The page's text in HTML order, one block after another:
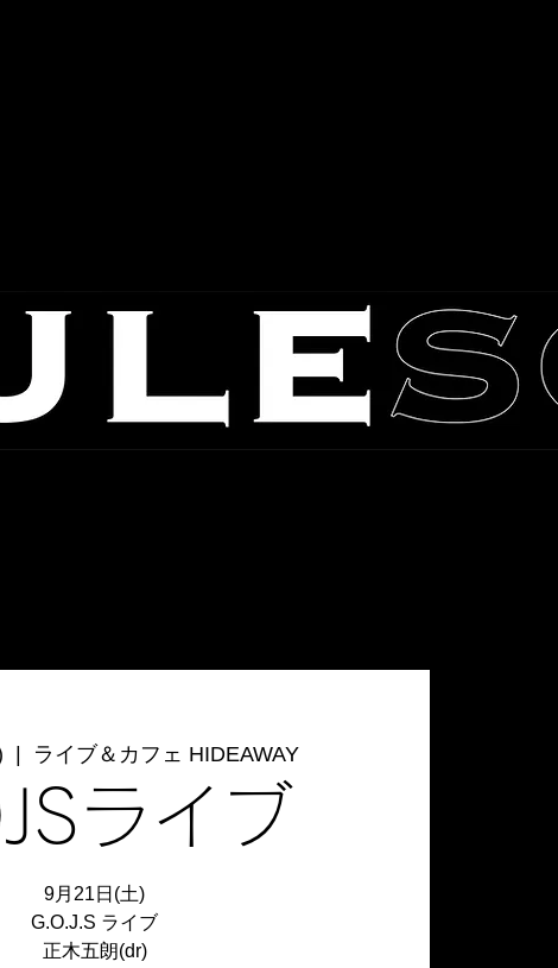
ライブ＆カフェ HIDEAWAY
ライブ
9月21日(土)
G.O.J.S ライブ
正木五朗(dr)